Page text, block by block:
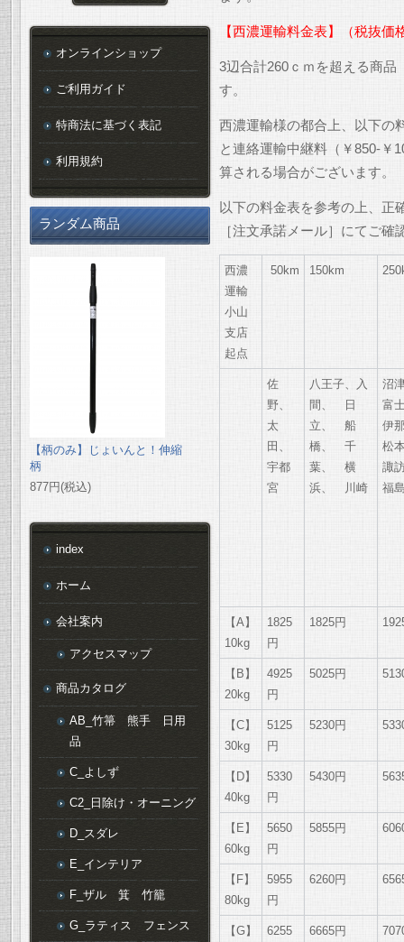
【西濃運輸料金表】（税抜価
3辺合計260ｃｍを超える商
す。
西濃運輸様の都合上、以下の
と連絡運輸中継料（￥850-￥
算される場合がございます。
以下の料金表を参考の上、正
［注文承諾メール］にてご確
西濃
運輸
小山
支店
起点
50km 150km
佐
野、
太
田、
宇都
宮
八王子、入
間、 日
立、 船
橋、 千
葉、 横
浜、 川崎
沼
富
伊
松
諏
福
【A】
10kg
1825
円
1825円
【B】
20kg
4925
円
5025円
【C】
30kg
5125
円
5230円
【D】
40kg
5330
円
5430円
【E】
60kg
5650
円
5855円
【F】
80kg
5955
円
6260円
【G】 6255 6665円
オンラインショップ
ご利用ガイド
特商法に基づく表記
利用規約
ランダム商品
【柄のみ】じょいんと！伸縮
柄
877円(税込)
index
ホーム
会社案内
アクセスマップ
商品カタログ
AB_竹箒 熊手 日用
品
C_よしず
C2_日除け・オーニング
D_スダレ
E_インテリア
F_ザル 箕 竹籠
G_ラティス フェンス